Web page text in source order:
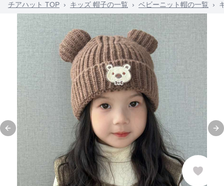
チアハット TOP › キッズ 帽子の一覧 › ベビーニット帽の一覧 ›
Previous slide